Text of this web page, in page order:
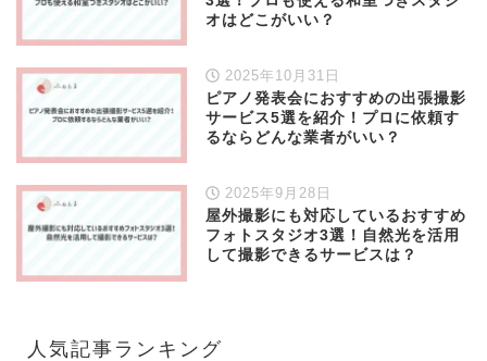
オはどこがいい？
2025年10月31日
ピアノ発表会におすすめの出張撮影
サービス5選を紹介！プロに依頼す
るならどんな業者がいい？
2025年9月28日
屋外撮影にも対応しているおすすめ
フォトスタジオ3選！自然光を活用
して撮影できるサービスは？
人気記事ランキング